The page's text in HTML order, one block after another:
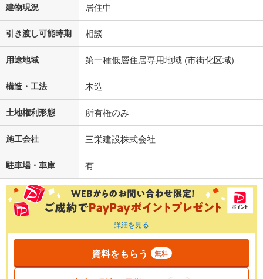
建物現況 居住中
引き渡し可能時期 相談
用途地域 第一種低層住居専用地域 (市街化区域)
構造・工法 木造
土地権利形態 所有権のみ
施工会社 三栄建設株式会社
駐車場・車庫 有
詳細を見る
資料をもらう 無料